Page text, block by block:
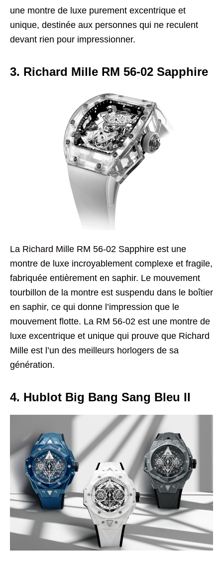
une montre de luxe purement excentrique et
unique, destinée aux personnes qui ne reculent
devant rien pour impressionner.
3. Richard Mille RM 56-02 Sapphire
La Richard Mille RM 56-02 Sapphire est une
montre de luxe incroyablement complexe et fragile,
fabriquée entièrement en saphir. Le mouvement
tourbillon de la montre est suspendu dans le boîtier
en saphir, ce qui donne l’impression que le
mouvement flotte. La RM 56-02 est une montre de
luxe excentrique et unique qui prouve que Richard
Mille est l’un des meilleurs horlogers de sa
génération.
4. Hublot Big Bang Sang Bleu II